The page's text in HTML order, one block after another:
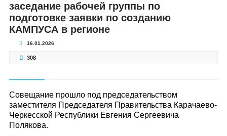
заседание рабочей группы по
подготовке заявки по созданию
КАМПУСА в регионе
16.01.2026
308
Совещание прошло под председательством
заместителя Председателя Правительства Карачаево-
Черкесской Республики Евгения Сергеевича
Полякова.